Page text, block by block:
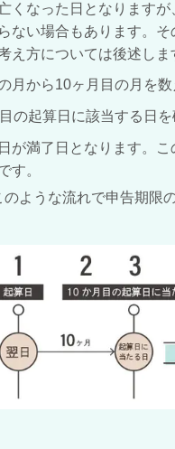
くなった日となりますが
ない場合もあります。
え方については後述しま
月から10ヶ月目の月を数
の起算日に該当する日を
が満了日となります。こ
す。
ような流れで申告期限